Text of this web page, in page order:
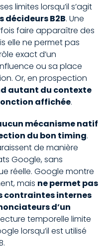
limites lorsqu’il s’agit
décideurs B2B. Une
faire apparaître des
elle ne permet pas
exact d’un
ou sa place
Or, en prospection
autant du contexte
affichée.
mécanisme natif
du bon timing.
de manière
Google, sans
réelle. Google montre
mais ne permet pas
contraintes internes
d’un
temporelle limite
lorsqu’il est utilisé